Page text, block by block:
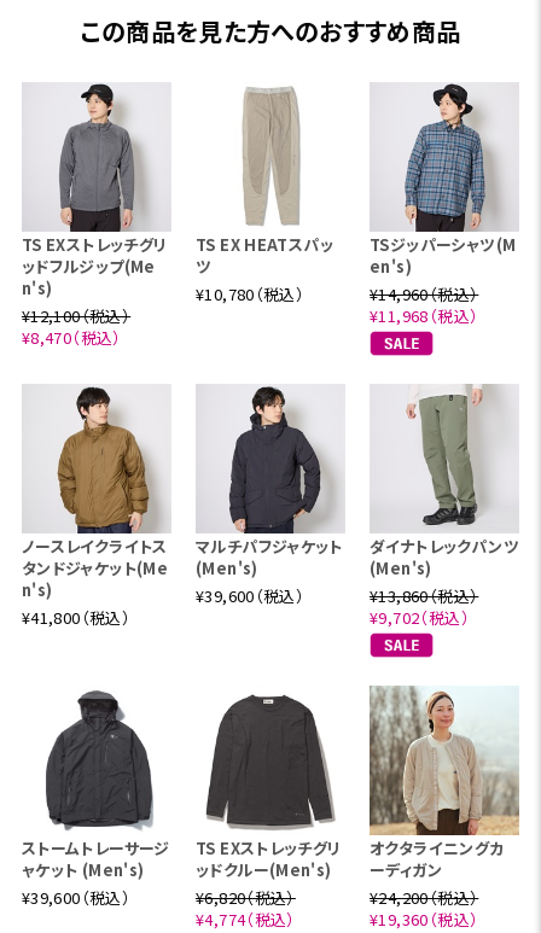
この商品を見た方へのおすすめ商品
TS EXストレッチグリ
ッドフルジップ(Me
n's)
¥12,100（税込）
¥8,470（税込）
TS EX HEATスパッ
ツ
¥10,780（税込）
TSジッパーシャツ(M
en's)
¥14,960（税込）
¥11,968（税込）
ノースレイクライトス
タンドジャケット(Me
n's)
¥41,800（税込）
マルチパフジャケット
(Men's)
¥39,600（税込）
ダイナトレックパンツ
(Men's)
¥13,860（税込）
¥9,702（税込）
ストームトレーサージ
ャケット (Men's)
¥39,600（税込）
TS EXストレッチグリ
ッドクルー(Men's)
¥6,820（税込）
¥4,774（税込）
オクタライニングカ
ーディガン
¥24,200（税込）
¥19,360（税込）